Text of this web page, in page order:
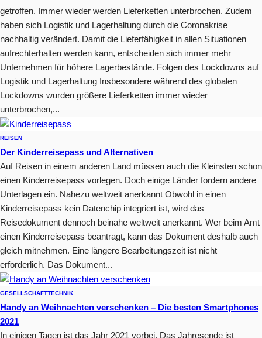
getroffen. Immer wieder werden Lieferketten unterbrochen. Zudem
haben sich Logistik und Lagerhaltung durch die Coronakrise
nachhaltig verändert. Damit die Lieferfähigkeit in allen Situationen
aufrechterhalten werden kann, entscheiden sich immer mehr
Unternehmen für höhere Lagerbestände. Folgen des Lockdowns auf
Logistik und Lagerhaltung Insbesondere während des globalen
Lockdowns wurden größere Lieferketten immer wieder
unterbrochen,...
REISEN
Der Kinderreisepass und Alternativen
Auf Reisen in einem anderen Land müssen auch die Kleinsten schon
einen Kinderreisepass vorlegen. Doch einige Länder fordern andere
Unterlagen ein. Nahezu weltweit anerkannt Obwohl in einen
Kinderreisepass kein Datenchip integriert ist, wird das
Reisedokument dennoch beinahe weltweit anerkannt. Wer beim Amt
einen Kinderreisepass beantragt, kann das Dokument deshalb auch
gleich mitnehmen. Eine längere Bearbeitungszeit ist nicht
erforderlich. Das Dokument...
GESELLSCHAFTTECHNIK
Handy an Weihnachten verschenken – Die besten Smartphones
2021
In einigen Tagen ist das Jahr 2021 vorbei. Das Jahresende ist